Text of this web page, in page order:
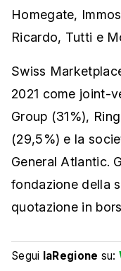
Homegate,
Ricardo, Tutti e
Swiss
2021 come joint-
Group (31%),
(29,5%) e la
General Atlantic.
fondazione della
quotazione in
Segui laRegione su: